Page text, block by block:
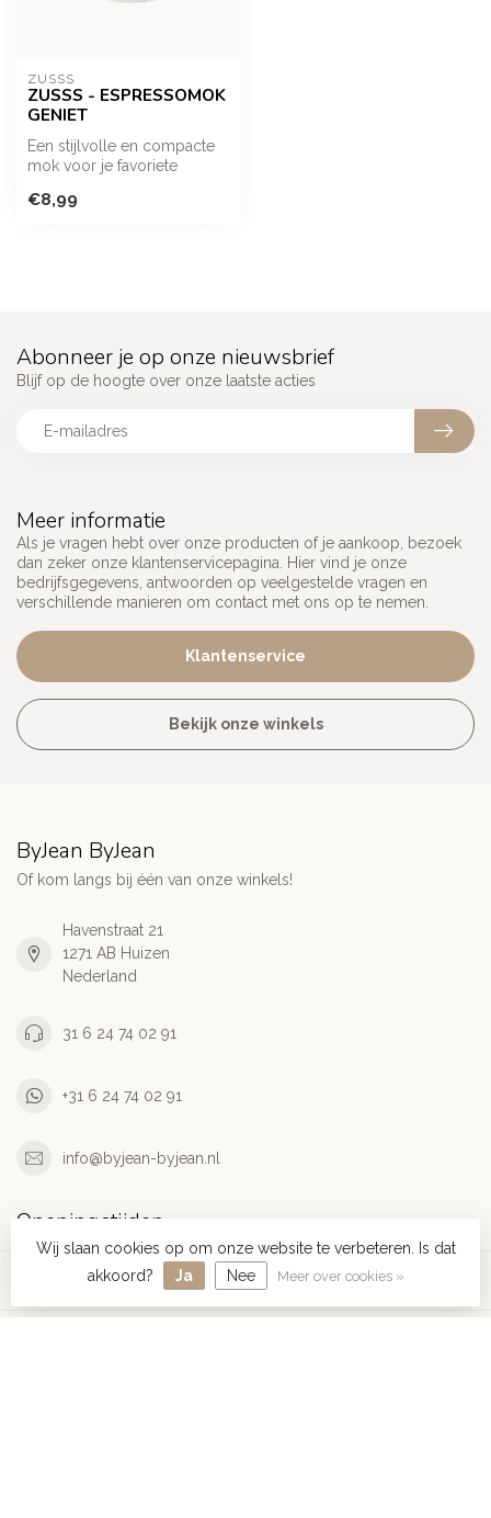
ZUSSS
ZUSSS - ESPRESSOMOK
GENIET
Een stijlvolle en compacte
mok voor je favoriete
kleuren e...
€8,99
Meer informatie
Als je vragen hebt over onze producten of je aankoop, bezoek
dan zeker onze klantenservicepagina. Hier vind je onze
bedrijfsgegevens, antwoorden op veelgestelde vragen en
verschillende manieren om contact met ons op te nemen.
Klantenservice
Bekijk onze winkels
Abonneer je op onze nieuwsbrief
Blijf op de hoogte over onze laatste acties
ByJean ByJean
Of kom langs bij één van onze winkels!
Havenstraat 21
1271 AB Huizen
Nederland
31 6 24 74 02 91
+31 6 24 74 02 91
info@byjean-byjean.nl
Openingstijden
Informatie
Wij slaan cookies op om onze website te verbeteren. Is dat
akkoord?
Ja Nee Meer over cookies »